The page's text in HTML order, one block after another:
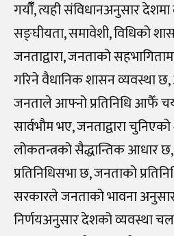
गर्यौंँ, त्यही संविधानअनुसार
सङ्घीयता, समावेशी, विधिको
जनताद्वारा, जनताको
गरिने वैधानिक शासन व्यवस्था
जनताले आफ्नो प्रतिनिधि आफैँ
सार्वभौम भए, जनताद्वारा
लोकतन्त्रको सैद्धान्तिक आधार छ,
प्रतिनिधिसभा छ, जनताको
सरकारले जनताको भावना अनुसार
निर्णयअनुसार देशको व्यवस्था